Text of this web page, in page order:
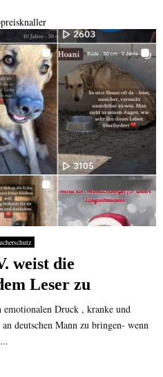
weist die
Leser zu
Druck , kranke und
deutschen Mann zu bringen- wenn